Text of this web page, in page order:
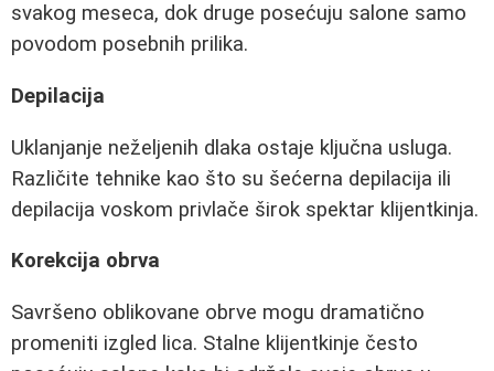
svakog meseca, dok druge posećuju salone samo
povodom posebnih prilika.
Depilacija
Uklanjanje neželjenih dlaka ostaje ključna usluga.
Različite tehnike kao što su šećerna depilacija ili
depilacija voskom privlače širok spektar klijentkinja.
Korekcija obrva
Savršeno oblikovane obrve mogu dramatično
promeniti izgled lica. Stalne klijentkinje često